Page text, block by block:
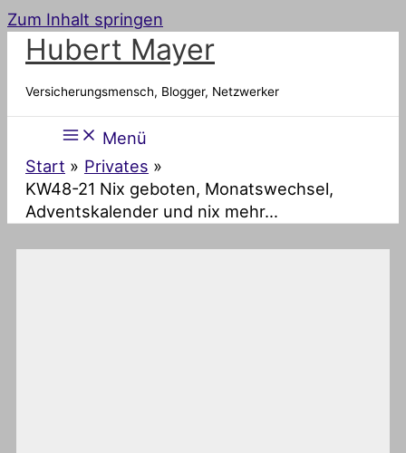
Zum Inhalt springen
Hubert Mayer
Versicherungsmensch, Blogger, Netzwerker
Menü
Start
Privates
KW48-21 Nix geboten, Monatswechsel,
Adventskalender und nix mehr…